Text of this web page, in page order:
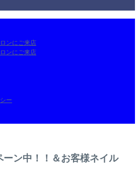
ンにご来店
ンにご来店
ー
ーン中！！＆お客様ネイル